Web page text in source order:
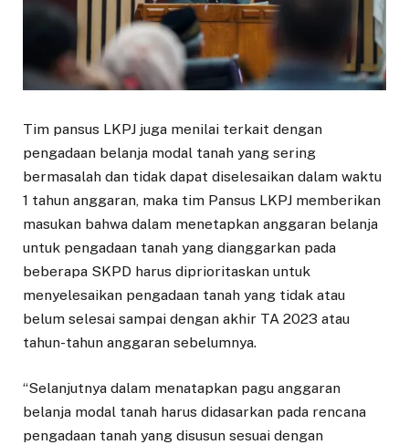
Tim pansus LKPJ juga menilai terkait dengan
pengadaan belanja modal tanah yang sering
bermasalah dan tidak dapat diselesaikan dalam waktu
1 tahun anggaran, maka tim Pansus LKPJ memberikan
masukan bahwa dalam menetapkan anggaran belanja
untuk pengadaan tanah yang dianggarkan pada
beberapa SKPD harus diprioritaskan untuk
menyelesaikan pengadaan tanah yang tidak atau
belum selesai sampai dengan akhir TA 2023 atau
tahun-tahun anggaran sebelumnya.
“Selanjutnya dalam menatapkan pagu anggaran
belanja modal tanah harus didasarkan pada rencana
pengadaan tanah yang disusun sesuai dengan